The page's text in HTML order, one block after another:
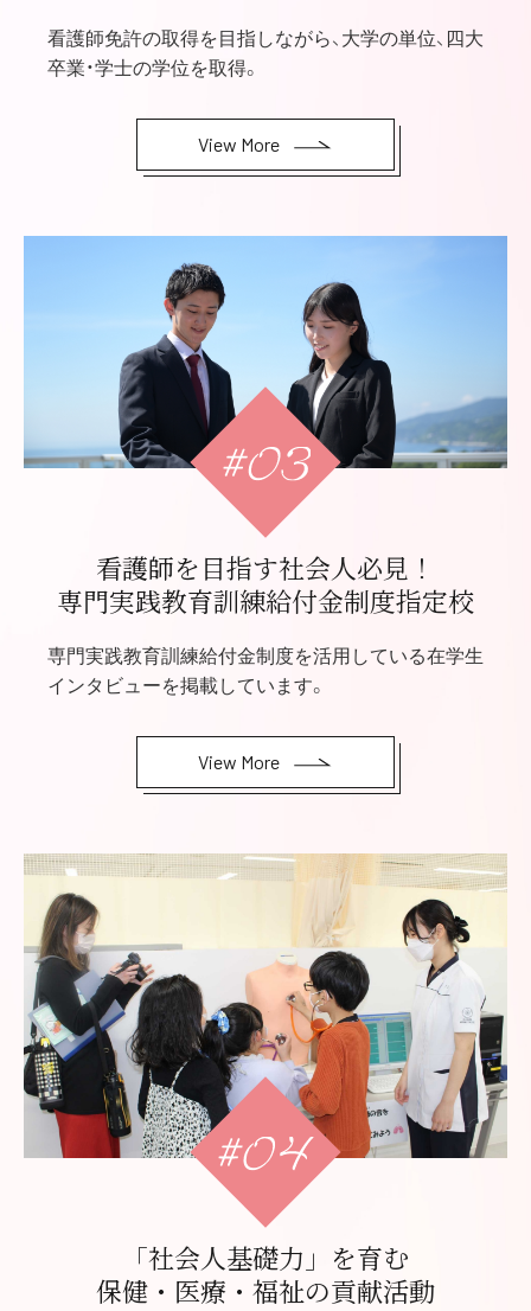
看護師免許の取得を目指しながら、大学の単位、四大
卒業・学士の学位を取得。
View More
看護師を目指す社会人必見！
専門実践教育訓練給付金制度指定校
専門実践教育訓練給付金制度を活用している在学生
インタビューを掲載しています。
View More
「社会人基礎力」を育む
保健・医療・福祉の貢献活動